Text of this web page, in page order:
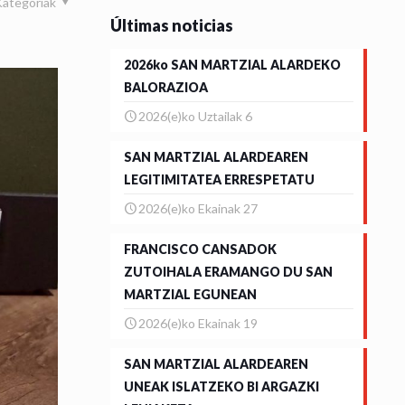
Últimas noticias
2026ko SAN MARTZIAL ALARDEKO
BALORAZIOA
2026(e)ko Uztailak 6
SAN MARTZIAL ALARDEAREN
LEGITIMITATEA ERRESPETATU
2026(e)ko Ekainak 27
FRANCISCO CANSADOK
ZUTOIHALA ERAMANGO DU SAN
MARTZIAL EGUNEAN
2026(e)ko Ekainak 19
SAN MARTZIAL ALARDEAREN
UNEAK ISLATZEKO BI ARGAZKI